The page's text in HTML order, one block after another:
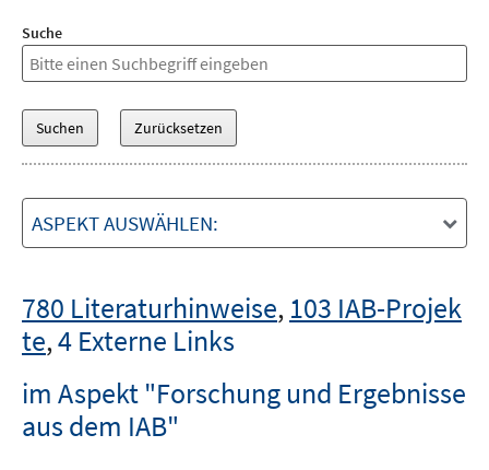
Suche
ASPEKT AUSWÄHLEN:
780 Literaturhinweise, 103 IAB-Projek
te,4 Externe Links
im Aspekt "Forschung und Ergebnisse
aus dem IAB"